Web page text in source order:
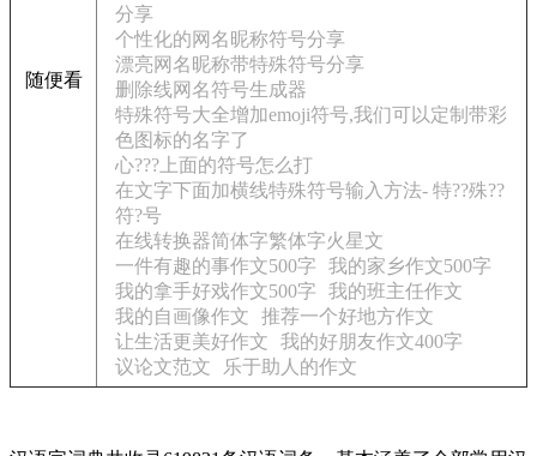
随便看
分享
个性化的网名昵称符号分享
漂亮网名昵称带特殊符号分享
删除线网名符号生成器
特殊符号大全增加emoji符号,我们可以定制带彩
色图标的名字了
心???上面的符号怎么打
在文字下面加横线特殊符号输入方法- 特??殊??
符?号
在线转换器简体字繁体字火星文
一件有趣的事作文500字
我的家乡作文500字
我的拿手好戏作文500字
我的班主任作文
我的自画像作文
推荐一个好地方作文
让生活更美好作文
我的好朋友作文400字
议论文范文
乐于助人的作文